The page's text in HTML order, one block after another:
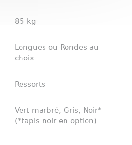
85 kg
Longues ou Rondes au
choix
Ressorts
Vert marbré, Gris, Noir*
(*tapis noir en option)